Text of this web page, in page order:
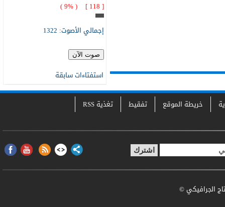
[ 118 ] ( 9% )
إجمالي الأصوت: 1322
استفتاءات سابقة
خريطة الموقع تفقيط تغذية RSS
الجرافيكي ©